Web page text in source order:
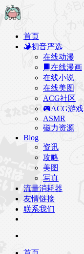
首页
初音严选
在线动漫
在线漫画
在线小说
在线美图
ACG社区
ACG游戏
ASMR
磁力资源
Blog
资讯
攻略
美图
写真
流量消耗器
友情链接
联系我们